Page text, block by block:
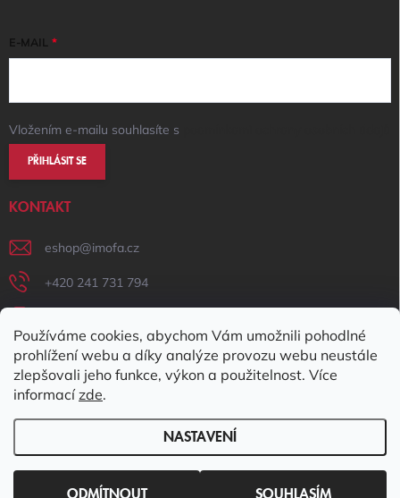
Používáme cookies, abychom Vám umožnili pohodlné
prohlížení webu a díky analýze provozu webu neustále
zlepšovali jeho funkce, výkon a použitelnost. Více
informacízde.
NASTAVENÍ
ODMÍTNOUT SOUHLASÍM
E-MAIL
Vložením e-mailu souhlasíte s
PŘIHLÁSIT SE
KONTAKT
eshop@imofa.cz
+420 241 731 794
IMOFA Facebook
imofa_s.r.o
Copyright 2026IMOFA e-shop. Všechna práva vyhrazena.Upravit